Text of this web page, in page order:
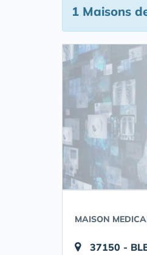
1 Maisons
MAISON
37150 -